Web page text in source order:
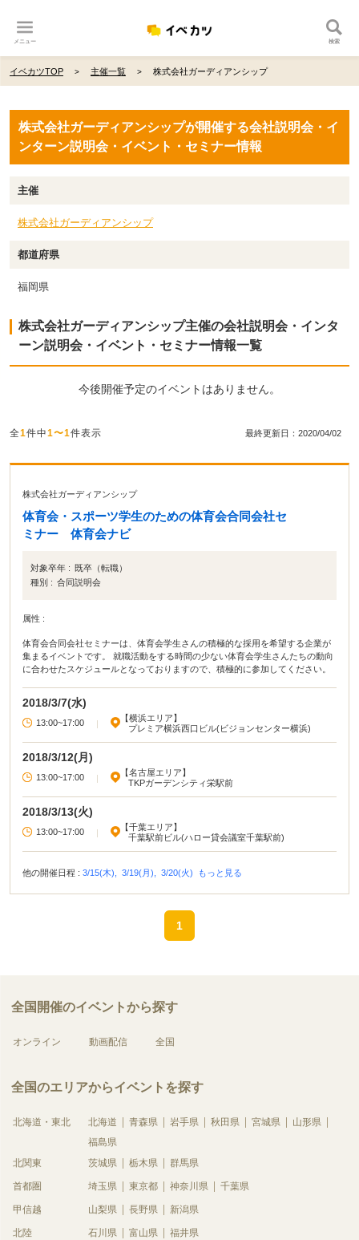
メニュー 検索
イベカツTOP 主催一覧 株式会社ガーディアンシップ
株式会社ガーディアンシップが開催する会社説明会・イ
ンターン説明会・イベント・セミナー情報
主催
株式会社ガーディアンシップ
都道府県
福岡県
株式会社ガーディアンシップ主催の会社説明会・インタ
ーン説明会・イベント・セミナー情報一覧
今後開催予定のイベントはありません。
全1件中1〜1件表示 最終更新日：2020/04/02
株式会社ガーディアンシップ
体育会・スポーツ学生のための体育会合同会社セ
ミナー 体育会ナビ
対象卒年 : 既卒（転職）
種別 : 合同説明会
属性 :
体育会合同会社セミナーは、体育会学生さんの積極的な採用を希望する企業が
集まるイベントです。 就職活動をする時間の少ない体育会学生さんたちの動向
に合わせたスケジュールとなっておりますので、積極的に参加してください。
2018/3/7(水)
13:00~17:00 |
【横浜エリア】
プレミア横浜西口ビル(ビジョンセンター横浜)
2018/3/12(月)
13:00~17:00 |
【名古屋エリア】
TKPガーデンシティ栄駅前
2018/3/13(火)
13:00~17:00 |
【千葉エリア】
千葉駅前ビル(ハロー貸会議室千葉駅前)
他の開催日程 : 3/15(木), 3/19(月), 3/20(火) もっと見る
1
全国開催のイベントから探す
オンライン 動画配信 全国
全国のエリアからイベントを探す
北海道・東北 北海道 青森県 岩手県 秋田県 宮城県
山形県
福島県
北関東
茨城県 栃木県 群馬県
首都圏 埼玉県 東京都 神奈川県 千葉県
甲信越 山梨県 長野県 新潟県
北陸 石川県 富山県 福井県